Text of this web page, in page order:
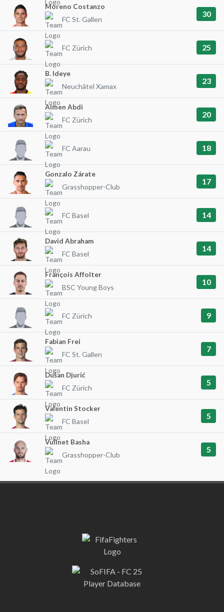
Moreno Costanzo
FC St. Gallen
30
FC Zürich 25
B. Ideye
Neuchâtel Xamax
23
Almen Abdi
FC Zürich
20
FC Aarau 18
Gonzalo Zárate
Grasshopper-Club
17
FC Basel 14
David Abraham
FC Basel
14
François Affolter
BSC Young Boys
10
FC Zürich 9
Fabian Frei
FC St. Gallen
7
Dušan Djurić
FC Zürich
5
Valentin Stocker
FC Basel
5
Vullnet Basha
Grasshopper-Club
5